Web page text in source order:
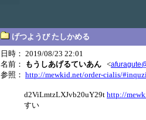
げつようび たしかめる
日時： 2019/08/23 22:01
名前：
もうしあげるていあん <
参照： http://mewkid.net/order-cialis/
d2ViLmtzLXJvb20uY29t http://
すい